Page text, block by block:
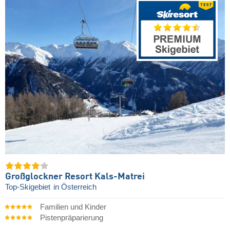
Großglockner Resort Kals-Matrei
Top-Skigebiet in Österreich
Familien und Kinder
Pistenpräparierung